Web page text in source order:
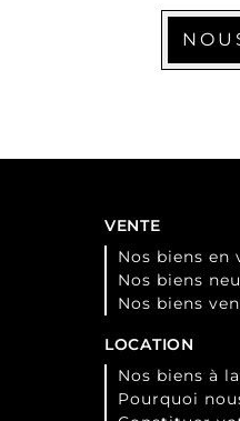
VENTE
Nos biens en
Nos biens
Nos biens
LOCATION
Nos biens à
Pourquoi